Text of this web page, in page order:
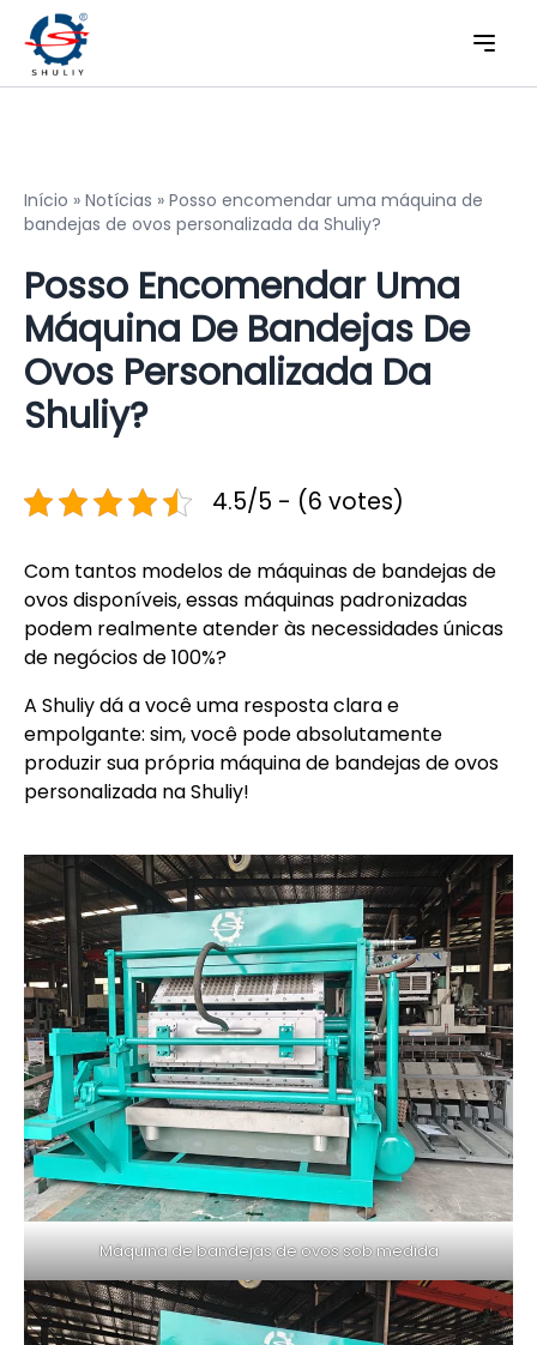
Início » Notícias » Posso encomendar uma máquina de
bandejas de ovos personalizada da Shuliy?
Posso Encomendar Uma
Máquina De Bandejas De
Ovos Personalizada Da
Shuliy?
4.5/5 - (6 votes)
Com tantos modelos de máquinas de bandejas de
ovos disponíveis, essas máquinas padronizadas
podem realmente atender às necessidades únicas
de negócios de 100%?
A Shuliy dá a você uma resposta clara e
empolgante: sim, você pode absolutamente
produzir sua própria máquina de bandejas de ovos
personalizada na Shuliy!
Máquina de bandejas de ovos sob medida